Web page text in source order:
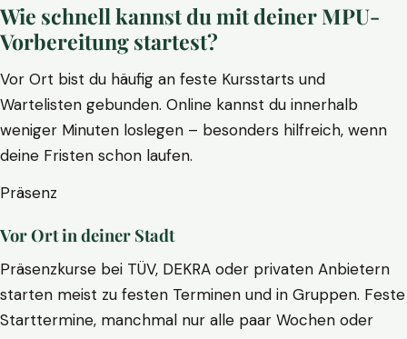
Wie schnell kannst du mit deiner MPU-
Vorbereitung startest?
Vor Ort bist du häufig an feste Kursstarts und
Wartelisten gebunden. Online kannst du innerhalb
weniger Minuten loslegen – besonders hilfreich, wenn
deine Fristen schon laufen.
Präsenz
Vor Ort in deiner Stadt
Präsenzkurse bei TÜV, DEKRA oder privaten Anbietern
starten meist zu festen Terminen und in Gruppen. Feste
Starttermine, manchmal nur alle paar Wochen oder